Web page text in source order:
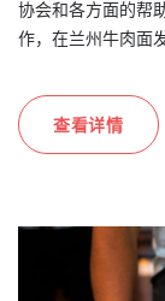
协会和各方面的帮
作，在兰州牛肉面
查看详情